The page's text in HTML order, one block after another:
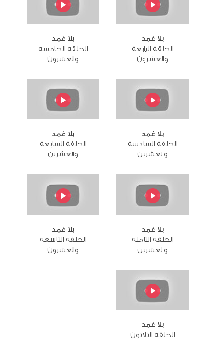
بلا غمد
الحلقة الرابعة
والعشرون
بلا غمد
الحلقة الخامسه
والعشرون
بلا غمد
الحلقة السادسة
والعشرين
بلا غمد
الحلقة السابعة
والعشرين
بلا غمد
الحلقة الثامنة
والعشرين
بلا غمد
الحلقة التاسعة
والعشرون
بلا غمد
الحلقة الثلاثون